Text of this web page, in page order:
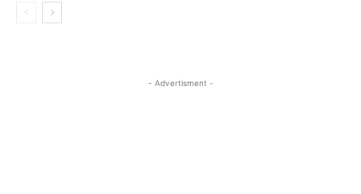
- Advertisment -